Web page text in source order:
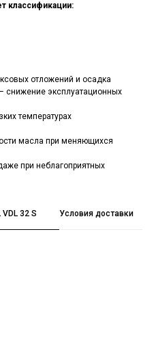
классификации:
отложений и осадка
снижение эксплуатационных
температурах
масла при меняющихся
при неблагоприятных
VDL 32 S Условия доставки